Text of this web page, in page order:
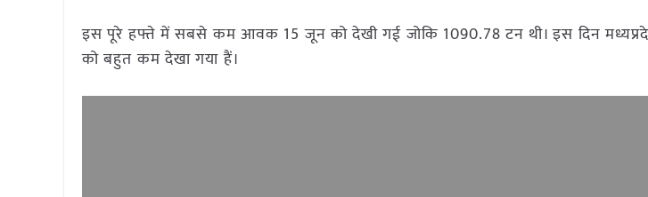
इस पूरे हफ्ते में सबसे कम आवक 15 जून को देखी गई जोकि 1090.78 टन थी। इस दिन
को बहुत कम देखा गया हैं।